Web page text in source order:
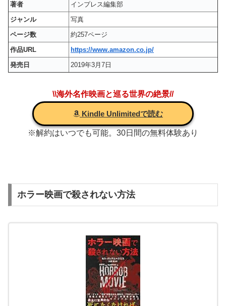
著者
インプレス編集部
ジャンル
写真
ページ数
約257ページ
作品URL
https://www.amazon.co.jp/
発売日
2019年3月7日
\\海外名作映画と巡る世界の絶景//
Kindle Unlimitedで読む
※解約はいつでも可能。30日間の無料体験あり
ホラー映画で殺されない方法